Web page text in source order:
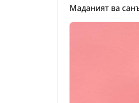
Маданият ва